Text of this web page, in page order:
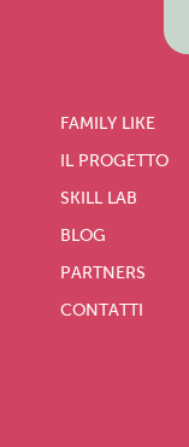
FAMILY LIKE
IL PROGETTO
SKILL LAB
BLOG
PARTNERS
CONTATTI